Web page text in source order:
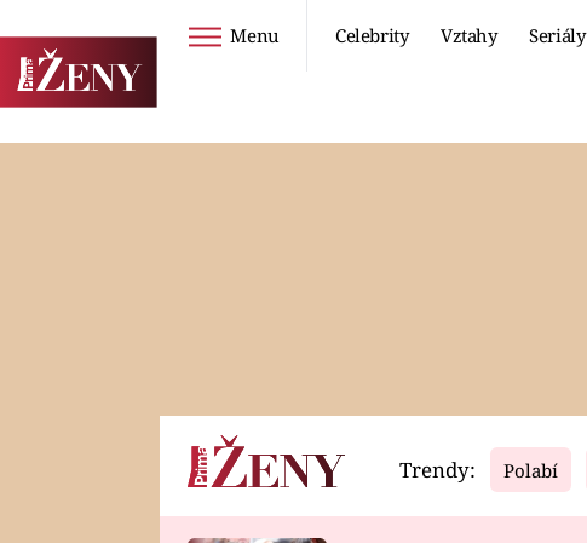
Menu Celebrity Vztahy Seriály
Horoskopy Video
Trendy: Polabí